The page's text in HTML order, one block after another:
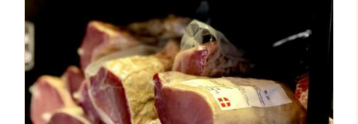
AJOUTER AU PANIER
/
DÉTAILS